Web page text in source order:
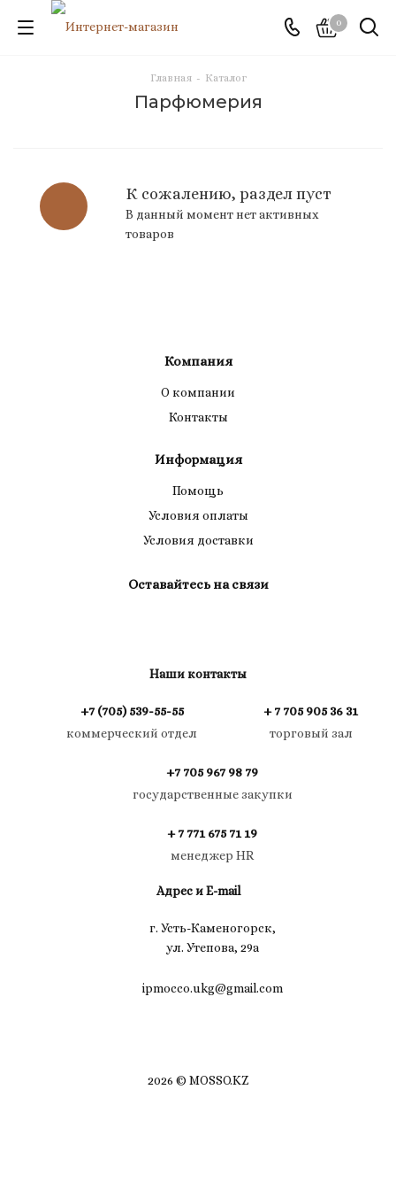
0
Главная - Каталог
Парфюмерия
К сожалению, раздел пуст
В данный момент нет активных
товаров
Компания
О компании
Контакты
Информация
Помощь
Условия оплаты
Условия доставки
Оставайтесь на связи
Наши контакты
+7 (705) 539-55-55
коммерческий отдел
+ 7 705 905 36 31
торговый зал
+7 705 967 98 79
государственные закупки
+ 7 771 675 71 19
менеджер HR
Адрес и E-mail
г. Усть-Каменогорск,
ул. Утепова, 29а
ipmocco.ukg@gmail.com
2026 © MOSSO.KZ